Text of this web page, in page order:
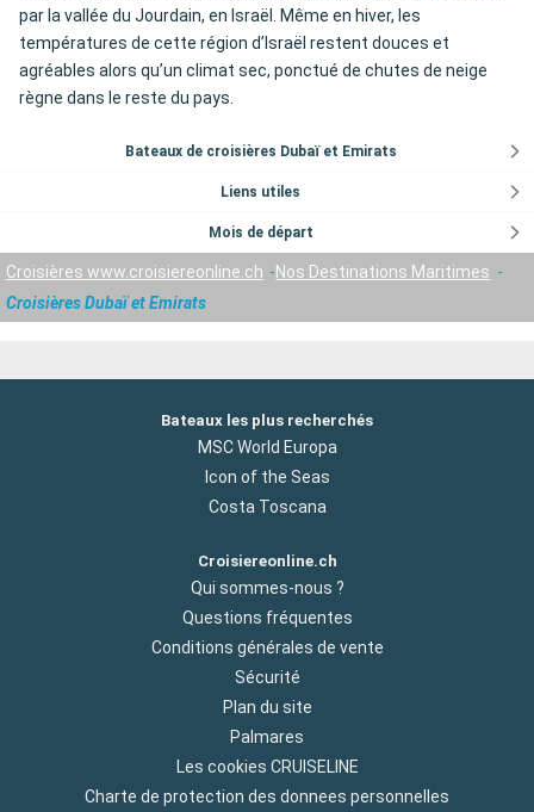
par la vallée du Jourdain, en Israël. Même en hiver, les
températures de cette région d’Israël restent douces et
agréables alors qu’un climat sec, ponctué de chutes de neige
règne dans le reste du pays.
Bateaux de croisières Dubaï et Emirats
Liens utiles
Mois de départ
Croisières www.croisiereonline.ch
Nos Destinations Maritimes
Croisières Dubaï et Emirats
Bateaux les plus recherchés
MSC World Europa
Icon of the Seas
Costa Toscana
Croisiereonline.ch
Qui sommes-nous ?
Questions fréquentes
Conditions générales de vente
Sécurité
Plan du site
Palmares
Les cookies CRUISELINE
Charte de protection des donnees personnelles